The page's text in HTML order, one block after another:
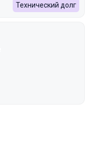
Технический долг